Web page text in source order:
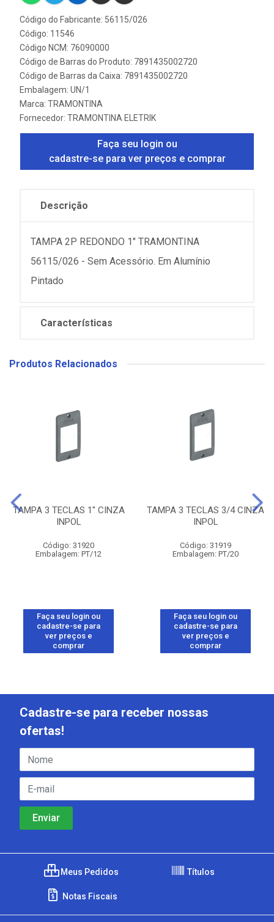
Código do Fabricante: 56115/026
Código: 11546
Código NCM: 76090000
Código de Barras do Produto: 7891435002720
Código de Barras da Caixa: 7891435002720
Embalagem: UN/1
Marca: TRAMONTINA
Fornecedor: TRAMONTINA ELETRIK
Faça seu login ou
cadastre-se para ver preços e comprar
Descrição
TAMPA 2P REDONDO 1" TRAMONTINA
56115/026 - Sem Acessório. Em Alumínio
Pintado
Características
Produtos Relacionados
TAMPA 3 TECLAS 1'' CINZA
INPOL
Código: 31920
Embalagem: PT/12
Faça seu login ou
cadastre-se para
ver preços e
comprar
TAMPA 3 TECLAS 3/4 CINZA
INPOL
Código: 31919
Embalagem: PT/20
Faça seu login ou
cadastre-se para
ver preços e
comprar
Cadastre-se para receber nossas
ofertas!
Meus Pedidos Títulos
Notas Fiscais